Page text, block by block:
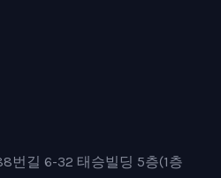
번길 6-32 태승빌딩 5층(1층